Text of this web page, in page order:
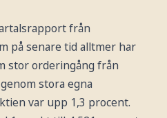
från
på senare tid alltmer har
stor orderingång från
stora egna
var upp 1,3 procent.